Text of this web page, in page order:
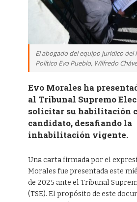
El abogado del equipo jurídico
Político Evo Pueblo, Wilfredo
Evo Morales ha
al Tribunal Supremo
solicitar su habilitación
candidato, desafiando la
inhabilitación vigente.
Una carta firmada por el
Morales fue presentada este
de 2025 ante el Tribunal
(TSE). El propósito de este